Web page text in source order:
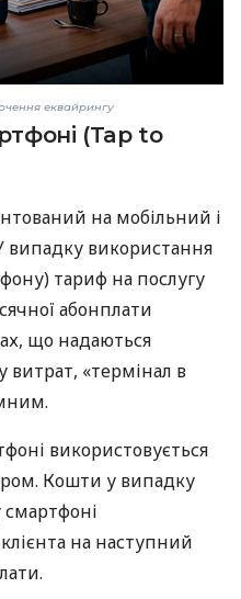
еквайрингу
(Tap to
на мобільний і
випадку використання
тариф на послугу
абонплати
що надаються
«термінал в
використовується
Кошти у випадку
на наступний